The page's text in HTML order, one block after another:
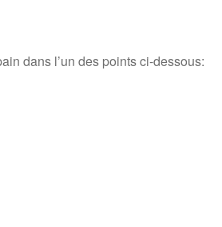
dans l’un des points ci-dessous: